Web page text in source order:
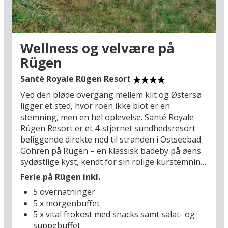
med fyrtårne og stejle klinter, hvor vinden giver
landskabet en næsten meditativ stemning.
Nationalpark Jasmund (54 km) byder på de
ikoniske kridtklinter og gamle bøgeskove, der
skaber en tidløs og næsten eventyrlig
atmosfære. Og den historiske hansestad
Stralsund (55 km) kombinerer havn, kultur og
UNESCO-beskyttet arkitektur. Efter en dag i
disse omgivelser vender I tilbage til resortet i
Göhren, hvor varme, vand og hav igen smelter
sammen – og hvor aftenen falder på som et stille
åndedrag over Østersøen.
Wellness og velvære på
Rügen
Santé Royale Rügen Resort
Ved den bløde overgang mellem klit og Østersø
ligger et sted, hvor roen ikke blot er en
stemning, men en hel oplevelse. Santé Royale
Rügen Resort er et 4-stjernet sundhedsresort
beliggende direkte ned til stranden i Ostseebad
Göhren på Rügen – en klassisk badeby på øens
sydøstlige kyst, kendt for sin rolige kurstemning,
brede sandstrande og afslappede
strandpromenade med små caféer, lokale
butikker og udsigtspunkter over Østersøen. Her
er atmosfæren præget af hav, lys og en stille
ferierytme, hvor dagene bevæger sig langsomt
Ferie på Rügen inkl.
5 overnatninger
5 x morgenbuffet
5 x vital frokost med snacks samt salat- og
suppebuffet